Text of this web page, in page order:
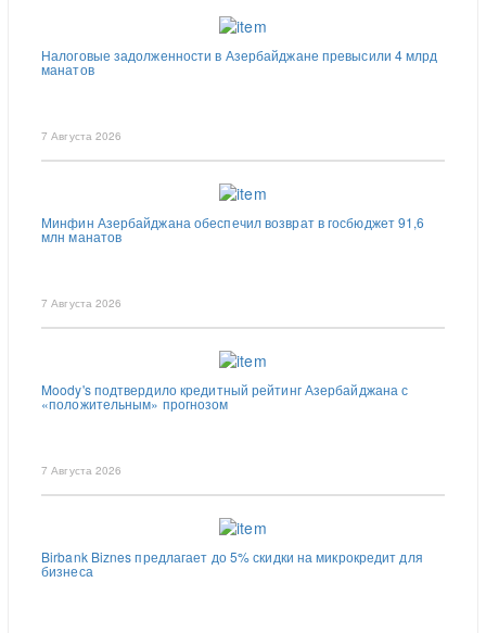
Налоговые задолженности в Азербайджане превысили 4 млрд
манатов
7 Августа 2026
Минфин Азербайджана обеспечил возврат в госбюджет 91,6
млн манатов
7 Августа 2026
Moody's подтвердило кредитный рейтинг Азербайджана с
«положительным» прогнозом
7 Августа 2026
Birbank Biznes предлагает до 5% скидки на микрокредит для
бизнеса